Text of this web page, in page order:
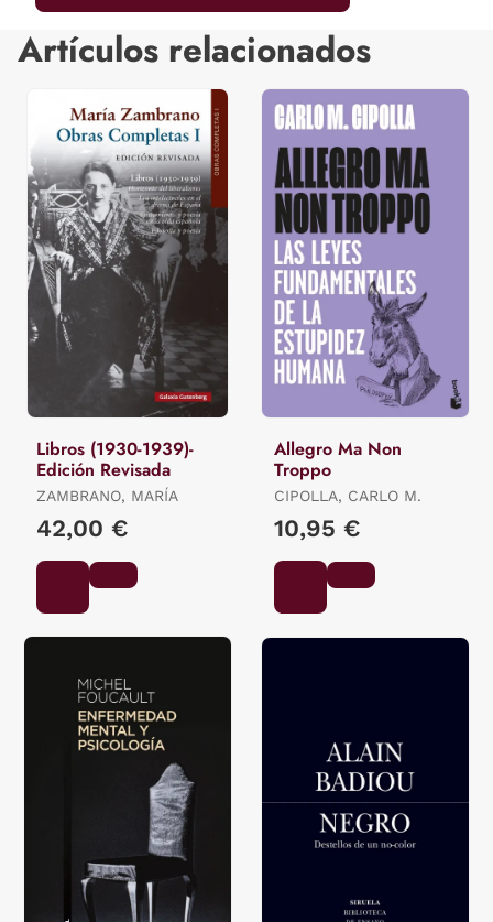
Artículos relacionados
Libros (1930-1939)-
Edición Revisada
ZAMBRANO, MARÍA
42,00 €
Allegro Ma Non
Troppo
CIPOLLA, CARLO M.
10,95 €